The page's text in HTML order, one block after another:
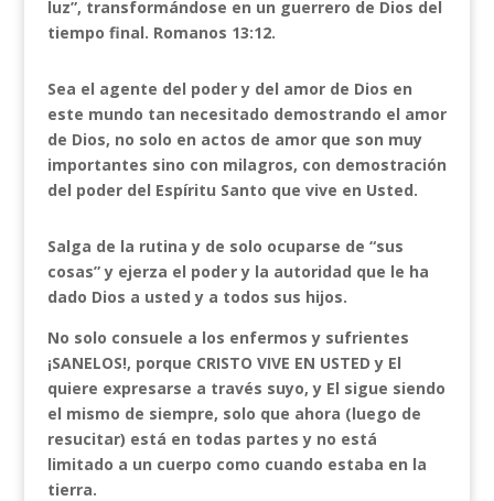
luz”, transformándose en un guerrero de Dios del
tiempo final. Romanos 13:12.
Sea el agente del poder y del amor de Dios en
este mundo tan necesitado demostrando el amor
de Dios, no solo en actos de amor que son muy
importantes sino con milagros, con demostración
del poder del Espíritu Santo que vive en Usted.
Salga de la rutina y de solo ocuparse de “sus
cosas” y ejerza el poder y la autoridad que le ha
dado Dios a usted y a todos sus hijos.
No solo consuele a los enfermos y sufrientes
¡SANELOS!, porque CRISTO VIVE EN USTED y El
quiere expresarse a través suyo, y El sigue siendo
el mismo de siempre, solo que ahora (luego de
resucitar) está en todas partes y no está
limitado a un cuerpo como cuando estaba en la
tierra.